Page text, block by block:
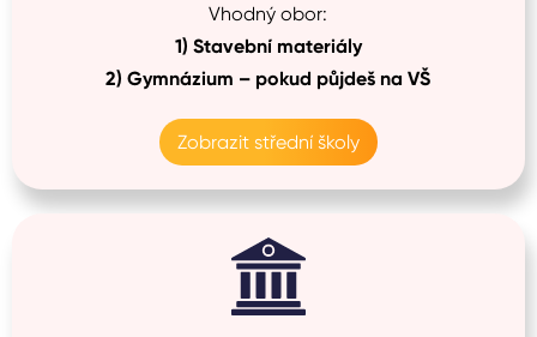
Vhodný obor:
1) Stavební materiály
2)Gymnázium –⁠ pokud půjdeš na VŠ
Zobrazit střední školy